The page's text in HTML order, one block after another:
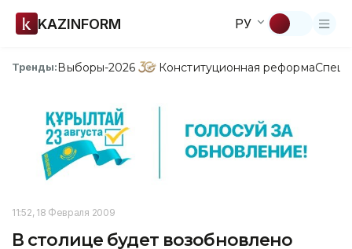
KAZINFORM РУ
Тренды:Выборы-2026 Конституционная реформа
11:52, 18 Февраля 2009
В столице будет возобновлено